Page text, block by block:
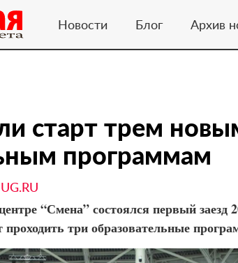
Новости Блог Архив
старт трем
программам
“Смена” состоялся первый заезд
проходить три образовательные